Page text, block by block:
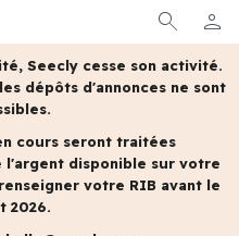
search person
MON
Seecly cesse son activité.
dépôts d'annonces ne sont
cours seront traitées
l'argent disponible sur votre
votre RIB avant le
2026.